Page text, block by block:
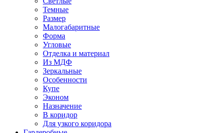
Темные
Размер
Малогабаритные
Форма
Угловые
Отделка и материал
Из МДФ
Зеркальные
Особенности
Купе
Эконом
Назначение
В коридор
Для узкого коридора